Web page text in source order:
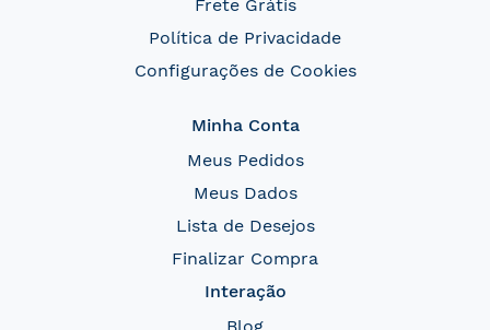
Frete Grátis
Política de Privacidade
Configurações de Cookies
Minha Conta
Meus Pedidos
Meus Dados
Lista de Desejos
Finalizar Compra
Interação